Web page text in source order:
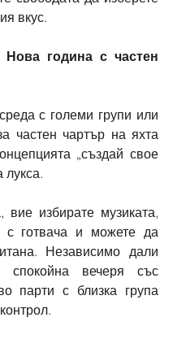
вкус.
Нова година с частен
частен чартър на яхта
„създай свое
лукса.
вие избирате музиката,
с готвача и можете да
Независимо дали
вечеря със
парти с близка група